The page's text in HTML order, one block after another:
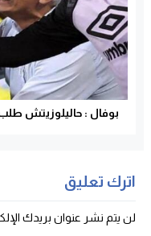
بوفال : حاليلوزيتش
اترك تعليق
لن يتم نشر عنوان بريدك